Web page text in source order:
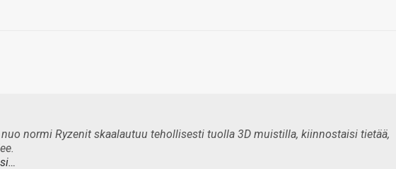
normi Ryzenit skaalautuu tehollisesti tuolla 3D muistilla, kiinnostaisi tietää,